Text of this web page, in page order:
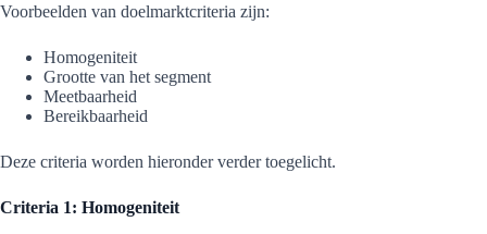
Voorbeelden van doelmarktcriteria zijn:
Homogeniteit
Grootte van het segment
Meetbaarheid
Bereikbaarheid
Deze criteria worden hieronder verder toegelicht.
Criteria 1: Homogeniteit